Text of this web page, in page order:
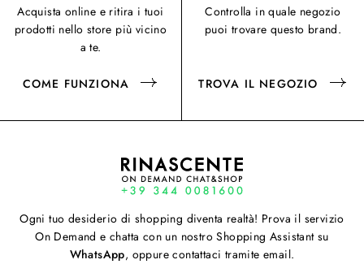
Acquista online e ritira i tuoi
prodotti nello store più vicino
a te.
COME FUNZIONA
Controlla in quale negozio
puoi trovare questo brand.
TROVA IL NEGOZIO
Ogni tuo desiderio di shopping diventa realtà! Prova il servizio
On Demand e chatta con un nostro Shopping Assistant su
WhatsApp, oppure contattaci tramite email.